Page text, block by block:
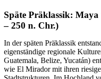
Späte Präklassik:
– 250 n. Chr.)
In der späten Präklassik
eigenständige regionale
Guatemala, Belize, Yucatán)
wie El Mirador mit ihren